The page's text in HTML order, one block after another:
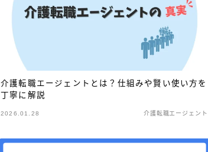
介護転職エージェントとは？仕組みや賢い使い方を
丁寧に解説
2026.01.28 介護転職エージェント